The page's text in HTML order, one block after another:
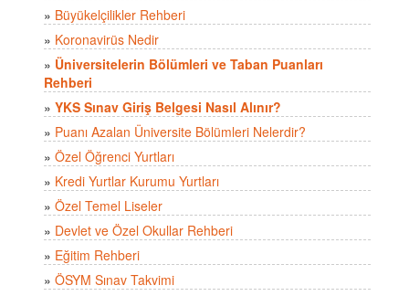
» Büyükelçilikler Rehberi
» Koronavirüs Nedir
» Üniversitelerin Bölümleri ve Taban Puanları
Rehberi
» YKS Sınav Giriş Belgesi Nasıl Alınır?
» Puanı Azalan Üniversite Bölümleri Nelerdir?
» Özel Öğrenci Yurtları
» Kredi Yurtlar Kurumu Yurtları
» Özel Temel Liseler
» Devlet ve Özel Okullar Rehberi
» Eğitim Rehberi
» ÖSYM Sınav Takvimi